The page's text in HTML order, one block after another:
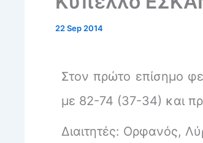
22 Sep 2014
Στον πρώτο επίσημο
με 82-74 (37-34) και
Διαιτητές: Ορφανός,